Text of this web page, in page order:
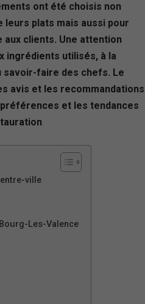
ont été choisis non
leurs plats mais aussi pour
clients. Une attention
ingrédients utilisés, à la
faire des chefs. Le
avis et les recommandations
et les tendances
ville
Les-Valence